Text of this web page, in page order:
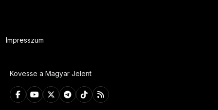
Impresszum
Kövesse a Magyar Jelent